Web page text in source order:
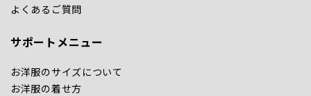
よくあるご質問
サポートメニュー
お洋服のサイズについて
お洋服の着せ方